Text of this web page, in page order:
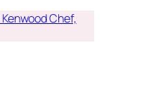
Chef,